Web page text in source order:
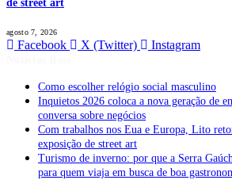
de street art
agosto 7, 2026
Facebook X (Twitter) Instagram
Como escolher relógio social masculino
Inquietos 2026 coloca a nova geração de
conversa sobre negócios
Com trabalhos nos Eua e Europa, Lito
exposição de street art
Turismo de inverno: por que a Serra
para quem viaja em busca de boa